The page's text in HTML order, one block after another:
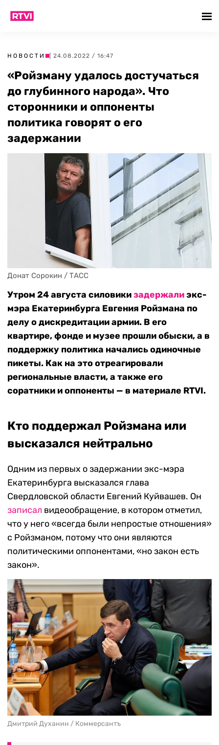
НОВОСТИ | 24.08.2022 / 16:47
«Ройзману удалось достучаться
до глубинного народа». Что
сторонники и оппоненты
политика говорят о его
задержании
Донат Сорокин / ТАСС
Утром 24 августа силовикизадержалиэкс-
мэра Екатеринбурга Евгения Ройзмана по
делу о дискредитации армии. В его
квартире, фонде и музее прошли обыски, а в
поддержку политика начались одиночные
пикеты. Как на это отреагировали
региональные власти, а также его
соратники и оппоненты — в материале RTVI.
Кто поддержал Ройзмана или
высказался нейтрально
Одним из первых о задержании экс-мэра
Екатеринбурга высказался глава
Свердловской области Евгений Куйвашев. Он
записал видеообращение, в котором отметил,
чтоу него «всегда были непростые отношения»
с Ройзманом, потому что они являются
политическими оппонентами,«но закон есть
закон».
Дмитрий Духанин / Коммерсантъ